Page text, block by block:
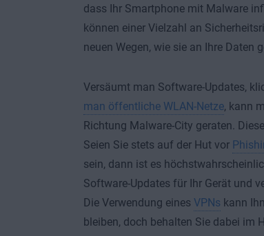
dass Ihr Smartphone mit Malware
können einer Vielzahl an
neuen Wegen, wie sie an Ihre Daten
Versäumt man Software-Updates,
man öffentliche WLAN-Netze, kann
Richtung Malware-City geraten.
Seien Sie stets auf der Hut vor
sein, dann ist es
Software-Updates für Ihr Gerät und
Die Verwendung eines VPNs kann
bleiben, doch behalten Sie dabei im